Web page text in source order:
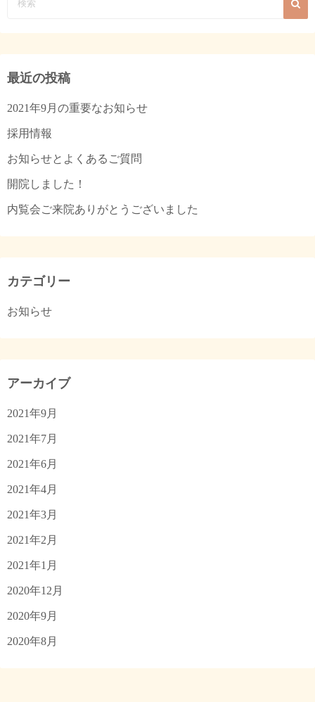
最近の投稿
2021年9月の重要なお知らせ
採用情報
お知らせとよくあるご質問
開院しました！
内覧会ご来院ありがとうございました
カテゴリー
お知らせ
アーカイブ
2021年9月
2021年7月
2021年6月
2021年4月
2021年3月
2021年2月
2021年1月
2020年12月
2020年9月
2020年8月